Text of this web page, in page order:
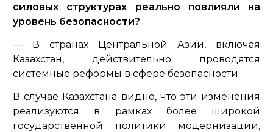
силовых структурах реально повлияли на
уровень безопасности?
— В странах Центральной Азии, включая
Казахстан, действительно проводятся
системные реформы в сфере безопасности.
В случае Казахстана видно, что эти изменения
реализуются в рамках более широкой
государственной политики модернизации,